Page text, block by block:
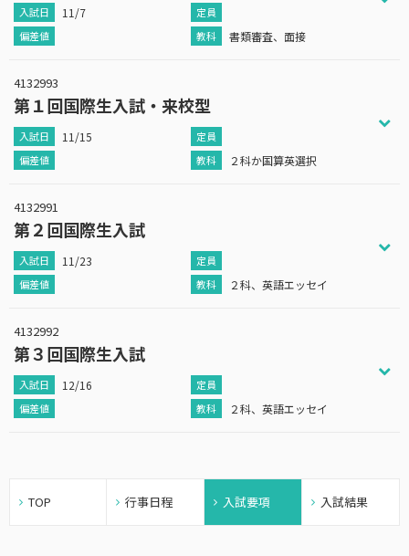
11/7
書類審査、面接
4132993
第１回国際生入試・来校型
11/15
２科か国算英選択
4132991
第２回国際生入試
11/23
２科、英語エッセイ
4132992
第３回国際生入試
12/16
２科、英語エッセイ
TOP 行事日程 入試要項 入試結果